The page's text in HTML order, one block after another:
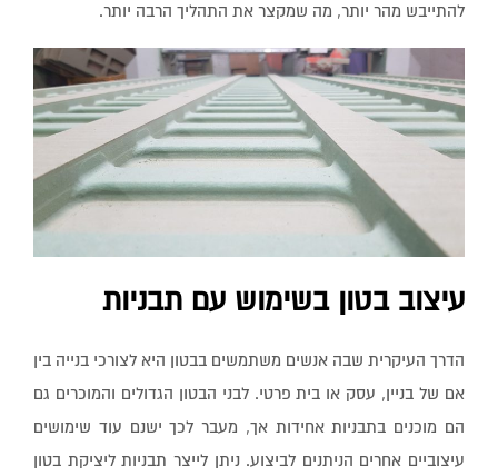
להתייבש מהר יותר, מה שמקצר את התהליך הרבה יותר.
עיצוב בטון בשימוש עם תבניות
הדרך העיקרית שבה אנשים משתמשים בבטון היא לצורכי בנייה בין
אם של בניין, עסק או בית פרטי. לבני הבטון הגדולים והמוכרים גם
הם מוכנים בתבניות אחידות אך, מעבר לכך ישנם עוד שימושים
עיצוביים אחרים הניתנים לביצוע. ניתן לייצר תבניות ליציקת בטון